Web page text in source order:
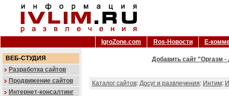
IgroZone.com Ros-Новости Е-
ВЕБ-СТУДИЯ
Разработка сайтов
Продвижение сайтов
Интернет-консалтинг
Добавить сайт "Оргазм -
Каталог сайтов: Досуг и развлечения: Интим: